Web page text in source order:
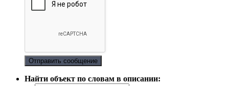
Отправить сообщение
Найти объект по словам в описании: